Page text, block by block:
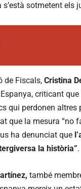
sotmetent els
de Fiscals, Cristina
criticant que
qui perdonen
que la mesura “no
ha denunciat que
la història”.
també